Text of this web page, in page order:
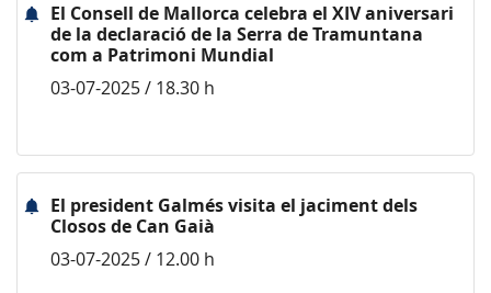
El Consell de Mallorca celebra el XIV aniversari
de la declaració de la Serra de Tramuntana
com a Patrimoni Mundial
03-07-2025 / 18.30 h
El president Galmés visita el jaciment dels
Closos de Can Gaià
03-07-2025 / 12.00 h